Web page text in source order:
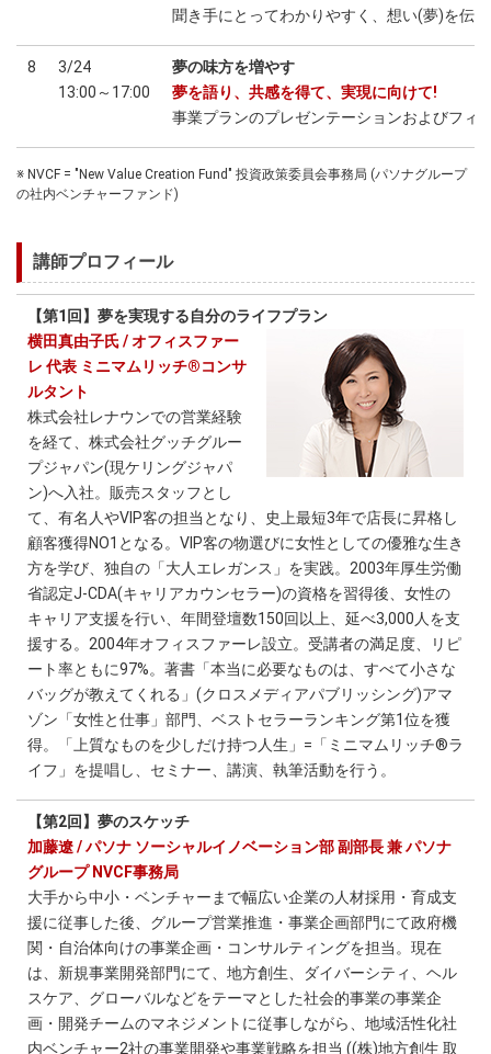
聞き手にとってわかりやすく、想い(夢)を伝
8
3/24
13:00～17:00
夢の味方を増やす
夢を語り、共感を得て、実現に向けて!
事業プランのプレゼンテーションおよびフィ
※ NVCF = "New Value Creation Fund" 投資政策委員会事務局 (パソナグループ
の社内ベンチャーファンド)
講師プロフィール
【第1回】夢を実現する自分のライフプラン
横田真由子氏 / オフィスファー
レ 代表 ミニマムリッチ®コンサ
ルタント
株式会社レナウンでの営業経験
を経て、株式会社グッチグルー
プジャパン(現ケリングジャパ
ン)へ入社。販売スタッフとし
て、有名人やVIP客の担当となり、史上最短3年で店長に昇格し
顧客獲得NO1となる。VIP客の物選びに女性としての優雅な生き
方を学び、独自の「大人エレガンス」を実践。2003年厚生労働
省認定J-CDA(キャリアカウンセラー)の資格を習得後、女性の
キャリア支援を行い、年間登壇数150回以上、延べ3,000人を支
援する。2004年オフィスファーレ設立。受講者の満足度、リピ
ート率ともに97%。著書「本当に必要なものは、すべて小さな
バッグが教えてくれる」(クロスメディアパブリッシング)アマ
ゾン「女性と仕事」部門、ベストセラーランキング第1位を獲
得。「上質なものを少しだけ持つ人生」=「ミニマムリッチ®ラ
イフ」を提唱し、セミナー、講演、執筆活動を行う。
【第2回】夢のスケッチ
加藤遼 / パソナ ソーシャルイノベーション部 副部長 兼 パソナ
グループ NVCF事務局
大手から中小・ベンチャーまで幅広い企業の人材採用・育成支
援に従事した後、グループ営業推進・事業企画部門にて政府機
関・自治体向けの事業企画・コンサルティングを担当。現在
は、新規事業開発部門にて、地方創生、ダイバーシティ、ヘル
スケア、グローバルなどをテーマとした社会的事業の事業企
画・開発チームのマネジメントに従事しながら、地域活性化社
内ベンチャー2社の事業開発や事業戦略を担当 ((株)地方創生 取